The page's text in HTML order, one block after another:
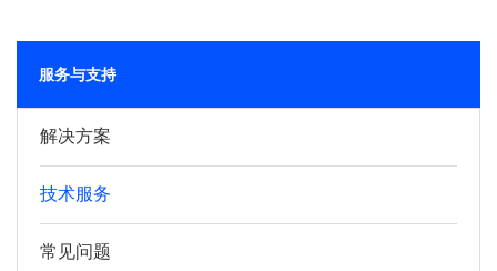
服务与支持
解决方案
技术服务
常见问题